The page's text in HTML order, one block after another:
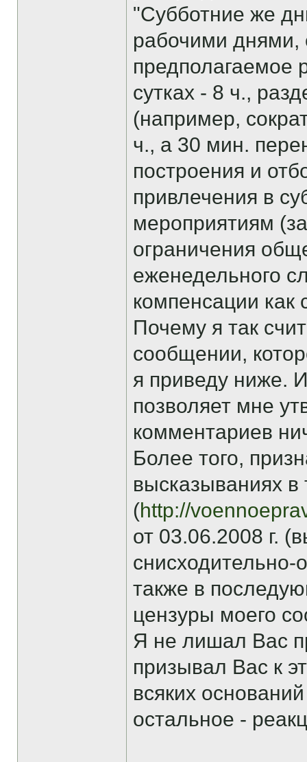
"Субботние же
рабочими днями,
предполагаемое
сутках - 8 ч.,
(например,
ч., а 30 мин.
построения и
привлечения в
мероприятиям
ограничения
еженедельного
компенсации как
Почему я так
сообщении,
я приведу ниже.
позволяет мне
комментариев
Более того,
высказываниях
(http://
от 03.06.2008 г.
также в
цензуры моего
Я не лишал Вас
призывал Вас к
всяких
остальное -